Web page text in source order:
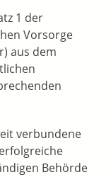
1 der
Vorsorge
aus dem
verbundene
Behörde